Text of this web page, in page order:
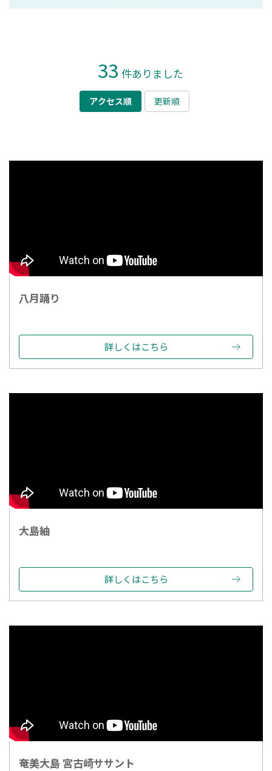
33 件ありました
アクセス順 更新順
八月踊り
詳しくはこちら
大島紬
詳しくはこちら
奄美大島 宮古崎ササント